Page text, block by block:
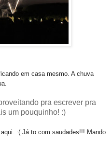
em casa mesmo. A chuva
pra escrever pra
um pouquinho! :)
:( Já to com saudades!!! Mando